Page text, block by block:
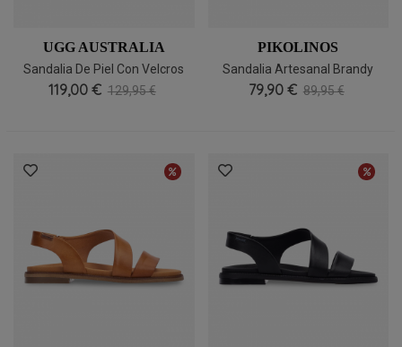
UGG AUSTRALIA
Sandalia De Piel Con Velcros
UGG Goldenstar, Ligera Y Muy
119,00 € 129,95 €
PIKOLINOS
Sandalia Artesanal Brandy
Con Hebilla Pikolinos Algar
79,90 € 89,95 €